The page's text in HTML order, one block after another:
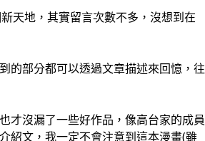
天地，其實留言次數不多，沒想到在
的部分都可以透過文章描述來回憶，往
才沒漏了一些好作品，像高台家的成員
紹文，我一定不會注意到這本漫畫(雖